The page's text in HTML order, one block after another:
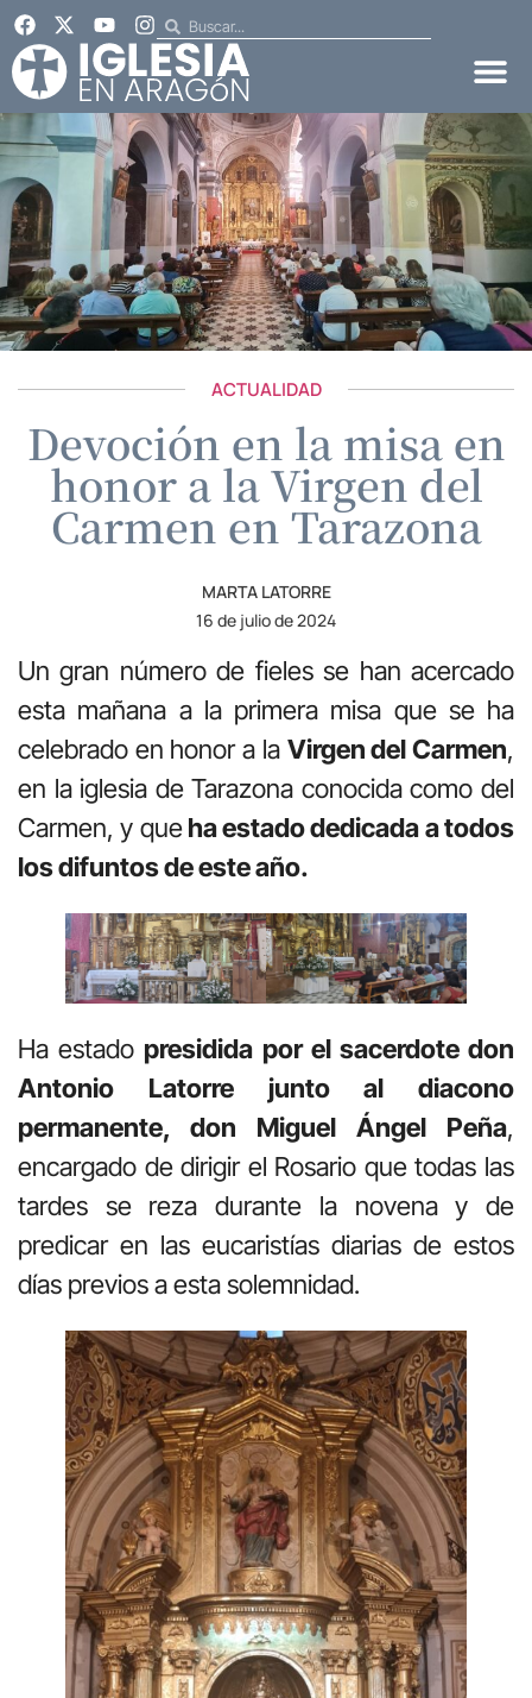
ACTUALIDAD
Devoción en la misa en
honor a la Virgen del
Carmen en Tarazona
MARTA LATORRE
16 de julio de 2024
Un gran número de fieles se han acercado
esta mañana a la primera misa que se ha
celebrado en honor a la Virgen del Carmen,
en la iglesia de Tarazona conocida como del
Carmen, y queha estado dedicada a todos
los difuntos de este año.
Ha estado presidida por el sacerdote don
Antonio Latorre junto al diacono
permanente, don Miguel Ángel Peña,
encargado de dirigir el Rosario que todas las
tardes se reza durante la novena y de
predicar en las eucaristías diarias de estos
días previos a esta solemnidad.